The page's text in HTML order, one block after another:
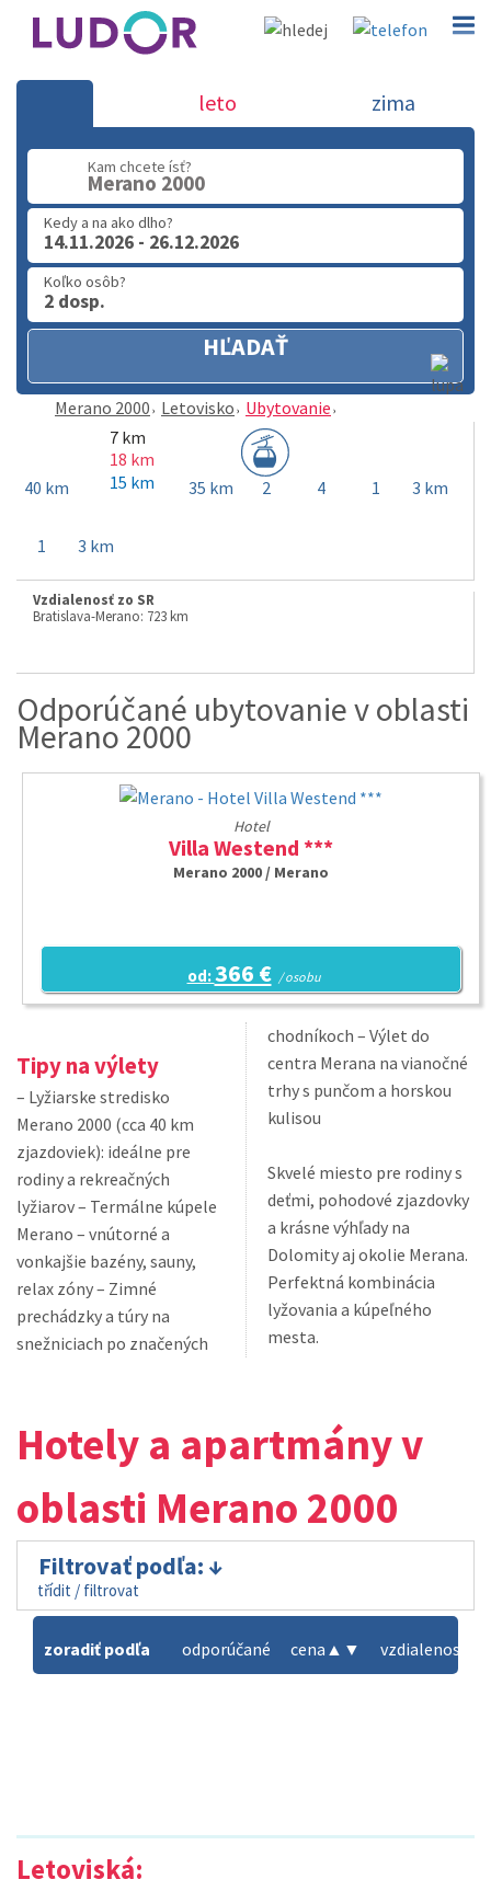
Merano 2000
02 2063 3182
leto zima
Kam chcete ísť?
Merano 2000
Kedy a na ako dlho?
14.11.2026 - 26.12.2026
Koľko osôb?
2 dosp.
HĽADAŤ
Merano 2000 Letovisko Ubytovanie
40 km
7 km
18 km
15 km
35 km 2 4 1 3 km
1 3 km
Vzdialenosť zo SR
Bratislava-Merano: 723 km
Odporúčané ubytovanie v oblasti
Merano 2000
Hotel
Villa Westend ***
Merano 2000 / Merano
od:366 € / osobu
Tipy na výlety
– Lyžiarske stredisko
Merano 2000 (cca 40 km
zjazdoviek): ideálne pre
rodiny a rekreačných
lyžiarov – Termálne kúpele
Merano – vnútorné a
vonkajšie bazény, sauny,
relax zóny – Zimné
prechádzky a túry na
snežniciach po značených
chodníkoch – Výlet do
centra Merana na vianočné
trhy s punčom a horskou
kulisou
Skvelé miesto pre rodiny s
deťmi, pohodové zjazdovky
a krásne výhľady na
Dolomity aj okolie Merana.
Perfektná kombinácia
lyžovania a kúpeľného
mesta.
Hotely a apartmány v
oblasti Merano 2000
Filtrovať podľa:
třídit / filtrovat
zoradiť podľa odporúčané cena ▲ ▼ vzdialenosť
Letoviská: